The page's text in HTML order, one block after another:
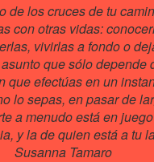
de los cruces de tu
con otras vidas:
vivirlas a fondo o
que sólo depende
que efectúas en un
lo sepas, en pasar de
a menudo está en
y la de quien está a tu
Susanna Tamaro